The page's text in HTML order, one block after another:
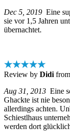
Dec 5, 2019 Eine
sie vor 1,5 Jahren
übernachtet.
★★★★★
Review by Didi
Aug 31, 2013 Eine
Ghackte ist nie
allerdings achten.
Schiestlhaus
werden dort